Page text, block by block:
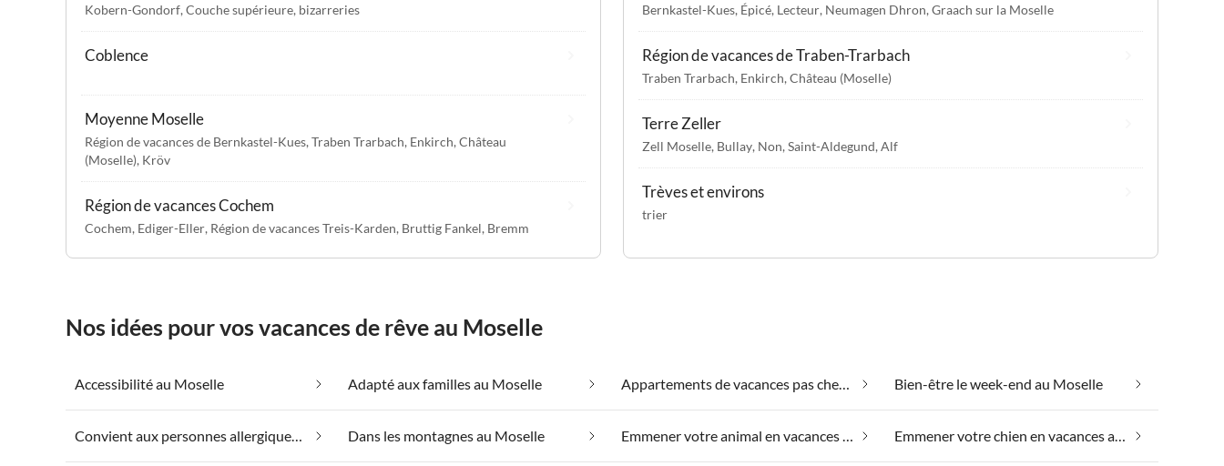
Kobern-Gondorf, Couche supérieure, bizarreries
Coblence
Moyenne Moselle
Région de vacances de Bernkastel-Kues, Traben Trarbach, Enkirch, Château
(Moselle), Kröv
Région de vacances Cochem
Cochem, Ediger-Eller, Région de vacances Treis-Karden, Bruttig Fankel, Bremm
Bernkastel-Kues, Épicé, Lecteur, Neumagen Dhron, Graach sur la Moselle
Région de vacances de Traben-Trarbach
Traben Trarbach, Enkirch, Château (Moselle)
Terre Zeller
Zell Moselle, Bullay, Non, Saint-Aldegund, Alf
Trèves et environs
trier
Nos idées pour vos vacances de rêve au Moselle
Accessibilité au Moselle Adapté aux familles au Moselle Appartements de vacances pas chers au Moselle Bien-être le week-end au Moselle
Convient aux personnes allergiques au Moselle Dans les montagnes au Moselle Emmener votre animal en vacances au Moselle Emmener votre chien en vacances au Moselle